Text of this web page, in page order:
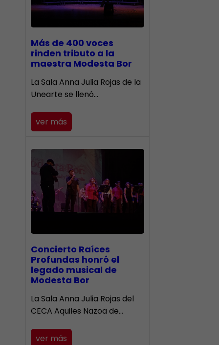
Más de 400 voces
rinden tributo a la
maestra Modesta Bor
​La Sala Anna Julia Rojas de la
Unearte se llenó…
ver más
​Concierto Raíces
Profundas honró el
legado musical de
Modesta Bor
La Sala Anna Julia Rojas del
CECA Aquiles Nazoa de…
ver más